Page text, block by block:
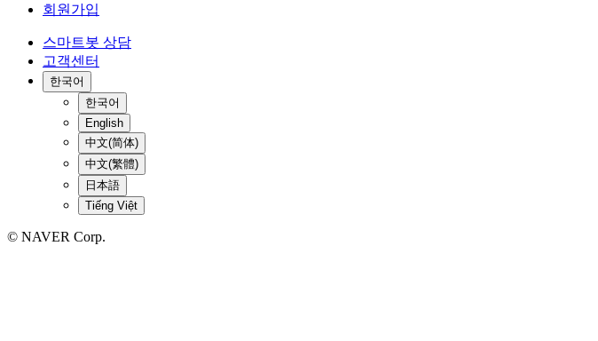
회원가입
스마트봇 상담
고객센터
한국어
한국어
English
中文(简体)
中文(繁體)
日本語
Tiếng Việt
© NAVER Corp.